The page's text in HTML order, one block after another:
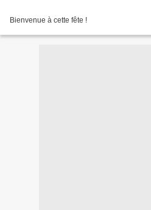
Bienvenue à cette fête !